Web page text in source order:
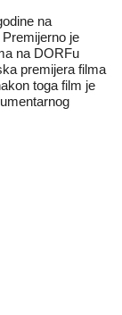
na
je
na DORFu
premijera filma
toga film je